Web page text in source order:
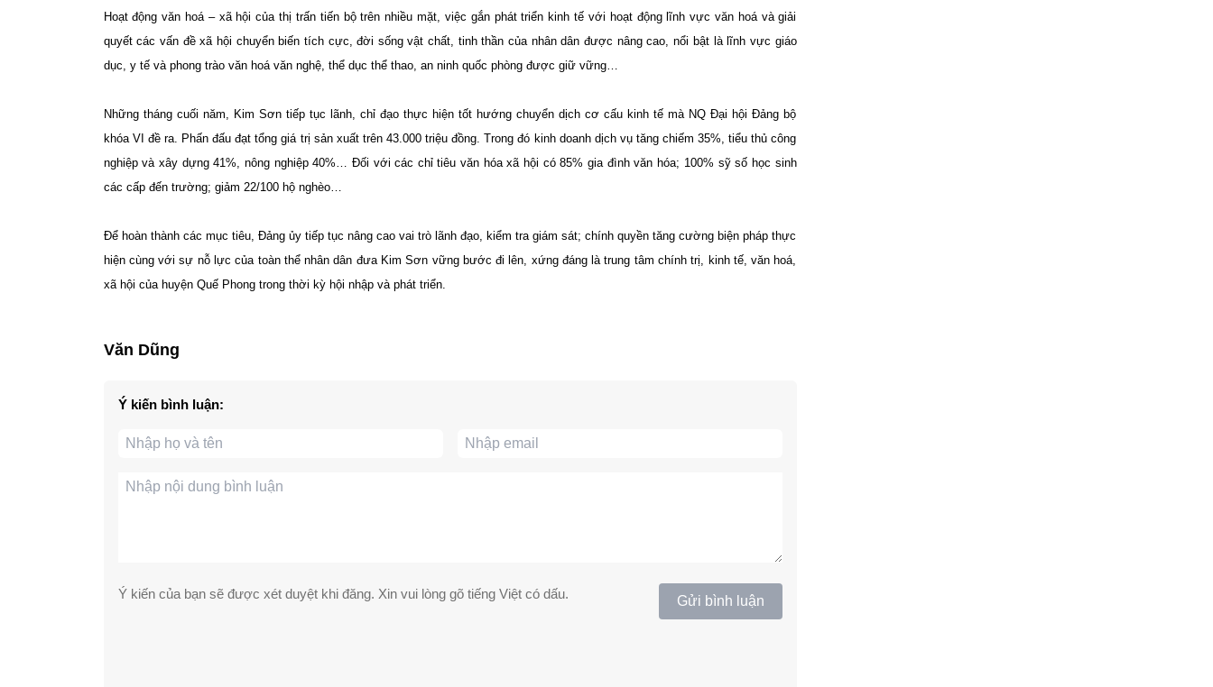
Hoạt động văn hoá – xã hội của thị trấn tiến bộ trên nhiều mặt, việc gắn phát triển kinh tế với hoạt động lĩnh vực văn hoá và giải
quyết các vấn đề xã hội chuyển biến tích cực, đời sống vật chất, tinh thần của nhân dân được nâng cao, nổi bật là lĩnh vực giáo
dục, y tế và phong trào văn hoá văn nghệ, thể dục thể thao, an ninh quốc phòng được giữ vững…
Những tháng cuối năm, Kim Sơn tiếp tục lãnh, chỉ đạo thực hiện tốt hướng chuyển dịch cơ cấu kinh tế mà NQ Đại hội Đảng bộ
khóa VI đề ra. Phấn đấu đạt tổng giá trị sản xuất trên 43.000 triệu đồng. Trong đó kinh doanh dịch vụ tăng chiếm 35%, tiểu thủ công
nghiệp và xây dựng 41%, nông nghiệp 40%… Đối với các chỉ tiêu văn hóa xã hội có 85% gia đình văn hóa; 100% sỹ số học sinh
các cấp đến trường; giảm 22/100 hộ nghèo…
Để hoàn thành các mục tiêu, Đảng ủy tiếp tục nâng cao vai trò lãnh đạo, kiểm tra giám sát; chính quyền tăng cường biện pháp thực
hiện cùng với sự nỗ lực của toàn thể nhân dân đưa Kim Sơn vững bước đi lên, xứng đáng là trung tâm chính trị, kinh tế, văn hoá,
xã hội của huyện Quế Phong trong thời kỳ hội nhập và phát triển.
Văn Dũng
Ý kiến bình luận:
Ý kiến của bạn sẽ được xét duyệt khi đăng. Xin vui lòng gõ tiếng Việt có dấu. Gửi bình luận